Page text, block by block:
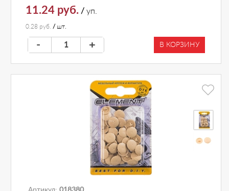
11.24 руб. / уп.
0.28 руб. / шт.
- + В КОРЗИНУ